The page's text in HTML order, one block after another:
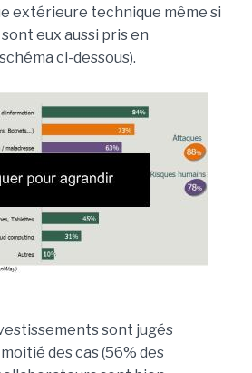
extérieure technique même si
eux aussi pris en
ci-dessous).
sont jugés
des cas (56% des